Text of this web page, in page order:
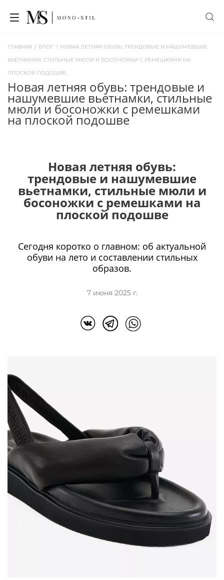
ГЛАВНАЯ / БЛОГ / НОВАЯ ЛЕТНЯЯ ОБУВЬ: ТРЕНДОВЫЕ И НАШУМЕВШИЕ
ВЬЕТНАМКИ, СТИЛЬНЫЕ МЮЛИ И БОСОНОЖКИ С РЕМЕШКАМИ НА
ПЛОСКОЙ ПОДОШВЕ
новая летняя обувь: трендовые и
нашумевшие вьетнамки, стильные
мюли и босоножки с ремешками
на плоской подошве
Новая летняя обувь:
трендовые и нашумевшие
вьетнамки, стильные мюли и
босоножки с ремешками на
плоской подошве
Сегодня коротко о главном: об актуальной
обуви на лето и составлении стильных
образов.
7 июня 2025 г.